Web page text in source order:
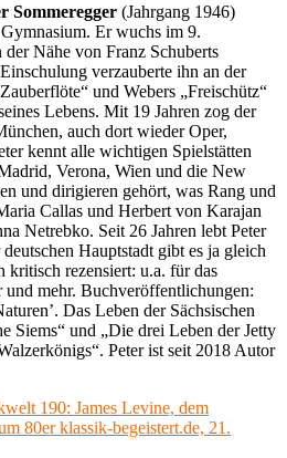
Sommeregger (Jahrgang 1946)
Er wuchs im 9.
Nähe von Franz Schuberts
verzauberte ihn an der
und Webers „Freischütz“
Lebens. Mit 19 Jahren zog der
auch dort wieder Oper,
kennt alle wichtigen Spielstätten
Verona, Wien und die New
und dirigieren gehört, was Rang und
Callas und Herbert von Karajan
Netrebko. Seit 26 Jahren lebt Peter
Hauptstadt gibt es ja gleich
kritisch rezensiert: u.a. für das
mehr. Buchveröffentlichungen:
Das Leben der Sächsischen
Siems“ und „Die drei Leben der Jetty
Peter ist seit 2018 Autor
190: James Levine, dem
80er klassik-begeistert.de, 21.